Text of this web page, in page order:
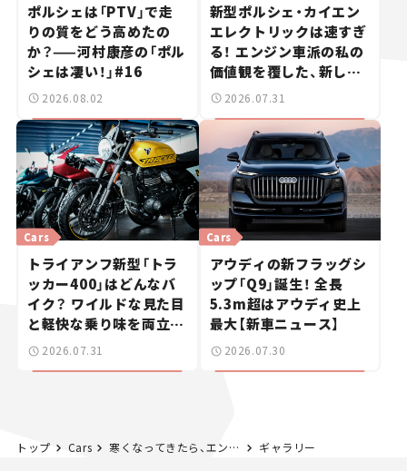
ポルシェは「PTV」で走
りの質をどう高めたの
か？——河村康彦の「ポル
シェは凄い！」#16
2026.08.02
新型ポルシェ・カイエン
エレクトリックは速すぎ
る！ エンジン車派の私の
価値観を覆した、新しい
ポルシェの走り。
2026.07.31
トライアンフ新型「トラ
ッカー400」はどんなバ
イク？ ワイルドな見た目
と軽快な乗り味を両立し
た400ccフラットトラッ
Cars
2026.07.31
アウディの新フラッグシ
ップ「Q9」誕生！ 全長
5.3m超はアウディ史上
最大【新車ニュース】
Cars
2026.07.30
トップ Cars 寒くなってきたら、エンジンスタート前に「猫バンバン」。小さな命を救うための行動とは。 ギャラリー